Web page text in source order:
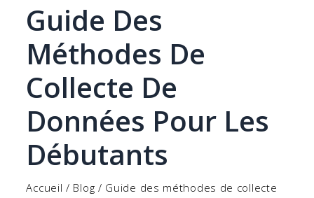
Guide Des
Méthodes De
Collecte De
Données Pour Les
Débutants
Accueil / Blog / Guide des méthodes de collecte